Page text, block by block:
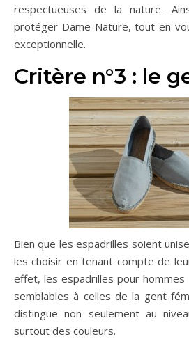
respectueuses de la nature.
protéger Dame Nature, tout en
exceptionnelle.
Critère n°3 : le
Bien que les espadrilles soient
les choisir en tenant compte de
effet, les espadrilles pour
semblables à celles de la gent
distingue non seulement au
surtout des couleurs.